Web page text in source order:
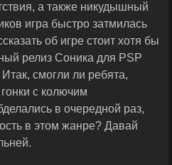
а также никудышный
игра быстро затмилась
об игре стоит хотя бы
релиз Соника для PSP
смогли ли ребята,
с колючим
в очередной раз,
в этом жанре? Давай